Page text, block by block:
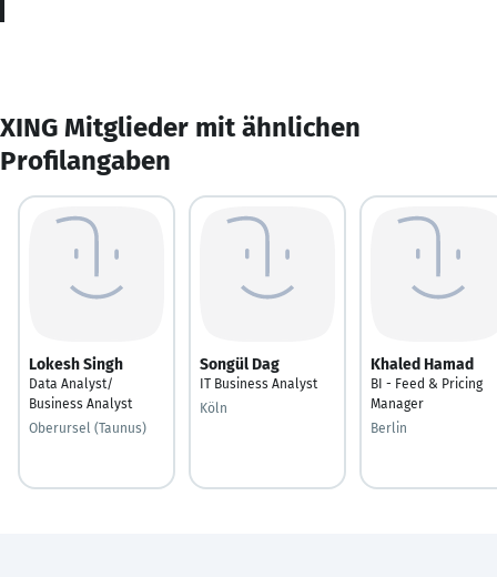
XING Mitglieder mit ähnlichen
Profilangaben
Lokesh Singh
Data Analyst/
Business Analyst
Oberursel (Taunus)
Songül Dag
IT Business Analyst
Köln
Khaled Hamad
BI - Feed & Pricing
Manager
Berlin